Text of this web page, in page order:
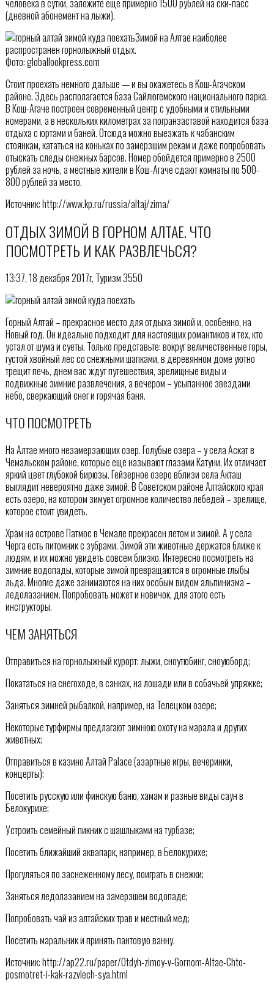
(дневной абонемент на лыжи).
Зимой на Алтае наиболее
распространен горнолыжный отдых.
Фото: globallookpress.com
Стоит проехать немного дальше — и вы окажетесь в Кош-Агачском
районе. Здесь располагается база Сайлюгемского национального парка.
В Кош-Агаче построен современный центр с удобными и стильными
номерами, а в нескольких километрах за погранзаставой находится база
отдыха с юртами и баней. Отсюда можно выезжать к чабанским
стоянкам, кататься на коньках по замерзшим рекам и даже попробовать
отыскать следы снежных барсов. Номер обойдется примерно в 2500
рублей за ночь, а местные жители в Кош-Агаче сдают комнаты по 500-
800 рублей за место.
Источник: http://www.kp.ru/russia/altaj/zima/
ОТДЫХ ЗИМОЙ В ГОРНОМ АЛТАЕ. ЧТО
ПОСМОТРЕТЬ И КАК РАЗВЛЕЧЬСЯ?
13:37, 18 декабря 2017г, Туризм 3550
Горный Алтай – прекрасное место для отдыха зимой и, особенно, на
Новый год. Он идеально подходит для настоящих романтиков и тех, кто
устал от шума и суеты. Только представьте: вокруг величественные горы,
густой хвойный лес со снежными шапками, в деревянном доме уютно
трещит печь, днем вас ждут путешествия, зрелищные виды и
подвижные зимние развлечения, а вечером – усыпанное звездами
небо, сверкающий снег и горячая баня.
ЧТО ПОСМОТРЕТЬ
На Алтае много незамерзающих озер. Голубые озера – у села Аскат в
Чемальском районе, которые еще называют глазами Катуни. Их отличает
яркий цвет глубокой бирюзы. Гейзерное озеро вблизи села Акташ
выглядит невероятно даже зимой. В Советском районе Алтайского края
есть озеро, на котором зимует огромное количество лебедей – зрелище,
которое стоит увидеть.
Храм на острове Патмос в Чемале прекрасен летом и зимой. А у села
Черга есть питомник с зубрами. Зимой эти животные держатся ближе к
людям, и их можно увидеть совсем близко. Интересно посмотреть на
зимние водопады, которые зимой превращаются в огромные глыбы
льда. Многие даже занимаются на них особым видом альпинизма –
ледолазанием. Попробовать может и новичок, для этого есть
инструкторы.
ЧЕМ ЗАНЯТЬСЯ
Отправиться на горнолыжный курорт: лыжи, сноутюбинг, сноуюборд;
Покататься на снегоходе, в санках, на лошади или в собачьей упряжке;
Заняться зимней рыбалкой, например, на Телецком озере;
Некоторые турфирмы предлагают зимнюю охоту на марала и других
животных;
Отправиться в казино Алтай Palace (азартные игры, вечеринки,
концерты);
Посетить русскую или финскую баню, хамам и разные виды саун в
Белокурихе;
Устроить семейный пикник с шашлыками на турбазе;
Посетить ближайший аквапарк, например, в Белокурихе;
Прогуляться по заснеженному лесу, поиграть в снежки;
Заняться ледолазанием на замерзшем водопаде;
Попробовать чай из алтайских трав и местный мед;
Посетить маральник и принять пантовую ванну.
Источник: http://ap22.ru/paper/Otdyh-zimoy-v-Gornom-Altae-Chto-
posmotret-i-kak-razvlech-sya.html